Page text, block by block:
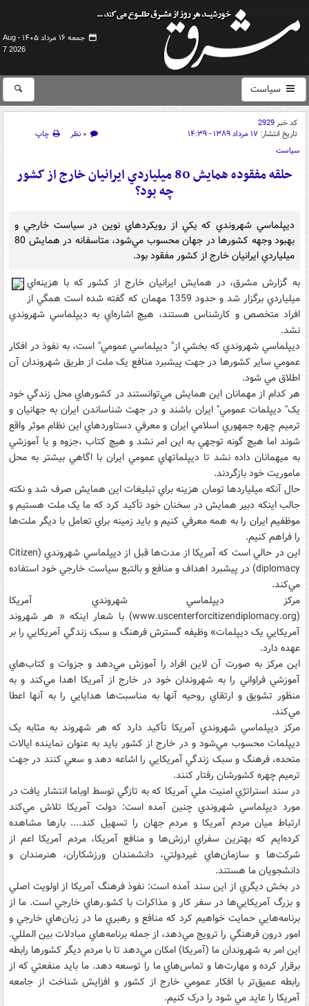
جمعه ۱۶ مرداد ۱۴۰۵ -
Aug
7 2026
سیاست
کد خبر2929
تاریخ انتشار: ۱۷ مرداد ۱۳۸۹ - ۱۴:۳۹ ۰ نظر
چاپ
سیاست
حلقه مفقوده همايش 80 ميلياردي ايرانيان خارج از کشور
چه بود؟
ديپلماسي شهروندي که يکي از رويکردهاي نوين در سياست خارجي و
بهبود وجهه کشورها در جهان محسوب مي‌شود، متاسفانه در همايش 80
ميلياردي ايرانيان خارج از کشور مفقود بود.
به گزارش مشرق، در همايش ايرانيان خارج از کشور که با هزينه‌اي
ميلياردي برگزار شد و حدود 1359 مهمان که گفته شده است همگي از
افراد متخصص و کارشناس هستند، هيچ اشاره‌اي به ديپلماسي شهروندي
نشد.
ديپلماسي شهروندي که بخشي از" ديپلماسي عمومي" است، به نفوذ در افکار
عمومي ساير کشورها در جهت پيشبرد منافع يک ملت از طريق شهروندان آن
اطلاق مي شود.
هر کدام از مهمانان اين همايش مي‌توانستند در کشورهاي محل زندگي خود
يک" ديپلمات عمومي" ايران باشند و در جهت شناساندن ايران به جهانيان و
ترميم چهره جمهوري اسلامي ايران و معرفي دستاوردهاي اين نظام موثر واقع
شوند اما هيچ گونه توجهي به اين امر نشد و هيچ‌ کتاب ،جزوه‌ و يا آموزشي
به ميهمانان داده نشد تا ديپلماتهاي عمومي ايران با اگاهي بيشتر به محل
ماموريت خود بازگردند.
حال آنکه ميلياردها تومان هزينه براي تبليغات اين همايش صرف شد و نکته
جالب اينکه دبير همايش در سخنان خود تأکيد کرد که ما يک ملت هستيم و
موظفيم ايران را به همه معرفي کنيم و بايد زمينه براي تعامل با ديگر ملت‌ها
را فراهم کنيم.
اين در حالي است که آمريکا از مدت‌ها قبل از ديپلماسي شهروندي (Citizen
diplomacy) در پيشبرد اهداف و منافع و بالتبع سياست خارجي خود استفاده
مي‌کند.
مرکز ديپلماسي شهروندي آمريکا
(www.uscenterforcitizendiplomacy.org) با شعار اينکه « هر شهروند
آمريکايي يک ديپلمات» وظيفه گسترش فرهنگ و سبک زندگي آمريکايي را بر
عهده دارد.
اين مرکز به صورت آن لاين افراد را آموزش مي‌دهد و جزوات و کتاب‌هاي
آموزشي فراواني را به شهروندان خود در خارج از آمريکا اهدا مي‌کند و به
منظور تشويق و ارتقاي روحيه آنها به مناسبت‌ها هدايايي را به آنها اعطا
مي‌کند.
مرکز ديپلماسي شهروندي آمريکا تأکيد دارد که هر شهروند به مثابه يک
ديپلمات محسوب مي‌شود و در خارج از کشور بايد به عنوان نماينده ايالات
متحده، فرهنگ و سبک زندگي آمريکايي را اشاعه دهد و سعي کنند در جهت
ترميم چهره کشورشان رفتار کنند.
در سند استراتژي امنيت ملي آمريکا که به تازگي توسط اوباما انتشار يافت در
مورد ديپلماسي شهروندي چنين آمده است: دولت آمريکا تلاش مي‌کند
ارتباط ميان مردم آمريکا و مردم جهان را تسهيل کند.... بارها مشاهده
کرده‌ايم که بهترين سفراي ارزش‌ها و منافع آمريکا، مردم آمريکا اعم از
شرکت‌ها و سازمان‌هاي غيردولتي، دانشمندان ورزشکاران، هنرمندان و
دانشجويان ما هستند.
در بخش ديگري از اين سند آمده است: نفوذ فرهنگ آمريکا از اولويت اصلي
و بزرگ آمريکايي‌ها در سفر کار و مذاکرات با کشو.رهاي خارجي است. ما از
برنامه‌هايي حمايت خواهيم کرد که منافع و رهبري ما در زبان‌هاي خارجي و
امور درون فرهنگي را ترويج مي‌دهد، از جمله برنامه‌هاي مبادلات بين المللي.
اين امر به شهروندان ما (آمريکا) امکان مي‌دهد تا با مردم ديگر کشورها رابطه
برقرار کرده و مهارت‌ها و تماس‌هاي ما را توسعه دهد. ما بايد منفعتي که از
رابطه عميق‌تر با افکار عمومي خارج از کشور و افزايش شناخت از جامعه
آمريکا را عايد مي شود را درک کنيم.